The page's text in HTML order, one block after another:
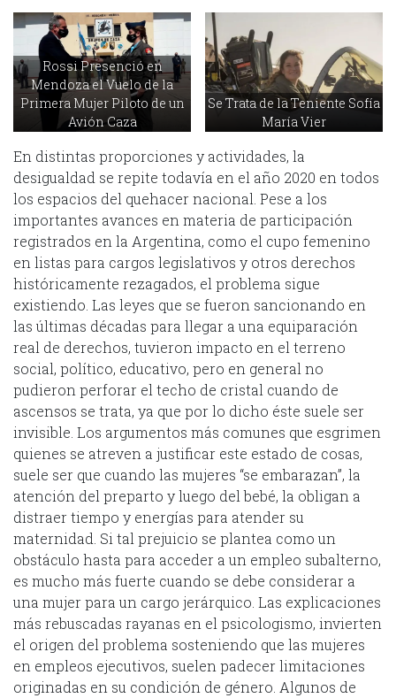
Rossi Presenció en
Mendoza el Vuelo de la
Primera Mujer Piloto de un
Avión Caza
Se Trata de la Teniente Sofía
María Vier
En distintas proporciones y actividades, la
desigualdad se repite todavía en el año 2020 en todos
los espacios del quehacer nacional. Pese a los
importantes avances en materia de participación
registrados en la Argentina, como el cupo femenino
en listas para cargos legislativos y otros derechos
históricamente rezagados, el problema sigue
existiendo. Las leyes que se fueron sancionando en
las últimas décadas para llegar a una equiparación
real de derechos, tuvieron impacto en el terreno
social, político, educativo, pero en general no
pudieron perforar el techo de cristal cuando de
ascensos se trata, ya que por lo dicho éste suele ser
invisible. Los argumentos más comunes que esgrimen
quienes se atreven a justificar este estado de cosas,
suele ser que cuando las mujeres “se embarazan”, la
atención del preparto y luego del bebé, la obligan a
distraer tiempo y energías para atender su
maternidad. Si tal prejuicio se plantea como un
obstáculo hasta para acceder a un empleo subalterno,
es mucho más fuerte cuando se debe considerar a
una mujer para un cargo jerárquico. Las explicaciones
más rebuscadas rayanas en el psicologismo, invierten
el origen del problema sosteniendo que las mujeres
en empleos ejecutivos, suelen padecer limitaciones
originadas en su condición de género. Algunos de